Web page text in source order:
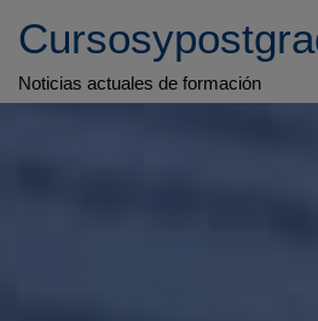
Noticias actuales de formación